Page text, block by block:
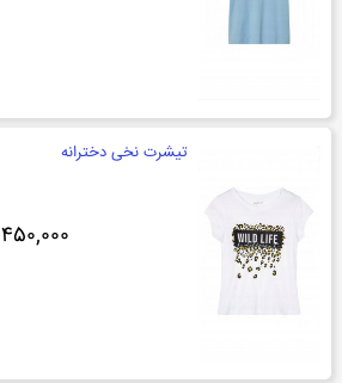
تیشرت نخی دخترانه
۴۵۰,۰۰۰ تومان